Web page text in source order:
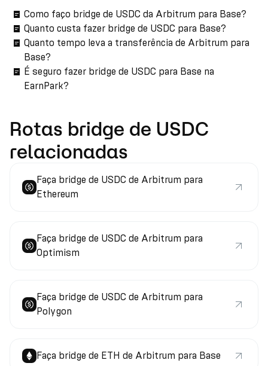
Como faço bridge de USDC da Arbitrum para Base?
Quanto custa fazer bridge de USDC para Base?
Quanto tempo leva a transferência de Arbitrum para
Base?
É seguro fazer bridge de USDC para Base na
EarnPark?
Rotas bridge de USDC
relacionadas
Faça bridge de USDC de Arbitrum para
Ethereum
Faça bridge de USDC de Arbitrum para
Optimism
Faça bridge de USDC de Arbitrum para
Polygon
Faça bridge de ETH de Arbitrum para Base